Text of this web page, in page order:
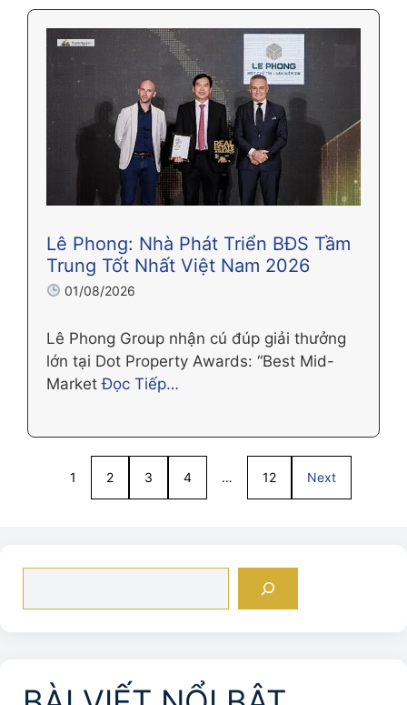
Lê Phong: Nhà Phát Triển BĐS Tầm
Trung Tốt Nhất Việt Nam 2026
01/08/2026
Lê Phong Group nhận cú đúp giải thưởng
lớn tại Dot Property Awards: “Best Mid-
Market Đọc Tiếp…
1 2 3 4 … 12 Next